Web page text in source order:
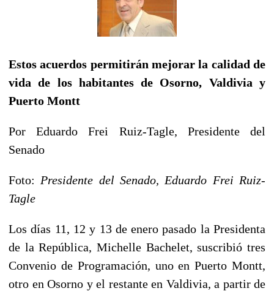
Estos acuerdos permitirán mejorar la calidad de
vida de los habitantes de Osorno, Valdivia y
Puerto Montt
Por Eduardo Frei Ruiz-Tagle, Presidente del
Senado
Foto: Presidente del Senado, Eduardo Frei Ruiz-
Tagle
Los días 11, 12 y 13 de enero pasado la Presidenta
de la República, Michelle Bachelet, suscribió tres
Convenio de Programación, uno en Puerto Montt,
otro en Osorno y el restante en Valdivia, a partir de